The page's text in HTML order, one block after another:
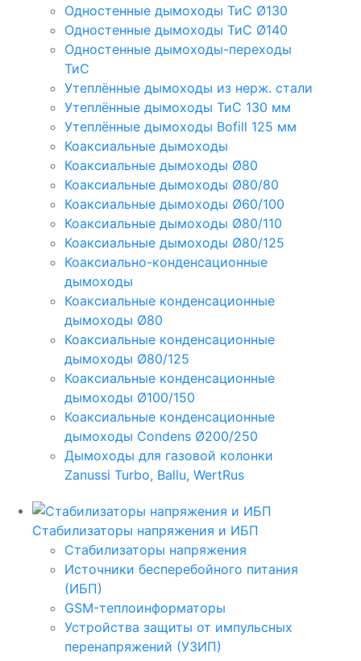
Одностенные дымоходы ТиС Ø130
Одностенные дымоходы ТиС Ø140
Одностенные дымоходы-переходы
ТиС
Утеплённые дымоходы из нерж. стали
Утеплённые дымоходы ТиС 130 мм
Утеплённые дымоходы Bofill 125 мм
Коаксиальные дымоходы
Коаксиальные дымоходы Ø80
Коаксиальные дымоходы Ø80/80
Коаксиальные дымоходы Ø60/100
Коаксиальные дымоходы Ø80/110
Коаксиальные дымоходы Ø80/125
Коаксиально-конденсационные
дымоходы
Коаксиальные конденсационные
дымоходы Ø80
Коаксиальные конденсационные
дымоходы Ø80/125
Коаксиальные конденсационные
дымоходы Ø100/150
Коаксиальные конденсационные
дымоходы Condens Ø200/250
Дымоходы для газовой колонки
Zanussi Turbo, Ballu, WertRus
Стабилизаторы напряжения и ИБП
Стабилизаторы напряжения
Источники бесперебойного питания
(ИБП)
GSM-теплоинформаторы
Устройства защиты от импульсных
перенапряжений (УЗИП)